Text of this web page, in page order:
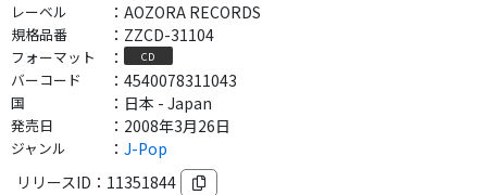
レーベル ： AOZORA RECORDS
規格品番 ： ZZCD-31104
フォーマット ： CD
バーコード ： 4540078311043
国 ： 日本 - Japan
発売日 ： 2008年3月26日
ジャンル ： J-Pop
リリースID： 11351844